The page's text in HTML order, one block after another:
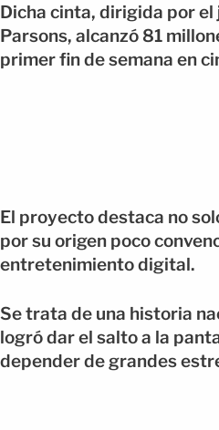
Dicha cinta, dirigida por el
Parsons, alcanzó 81
primer fin de semana en
El proyecto destaca no
por su origen poco
entretenimiento digital.
Se trata de una historia
logró dar el salto a la
depender de grandes